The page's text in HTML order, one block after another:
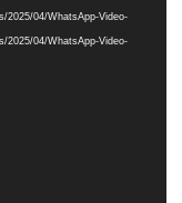
2025/04/WhatsApp-Video-
2025/04/WhatsApp-Video-